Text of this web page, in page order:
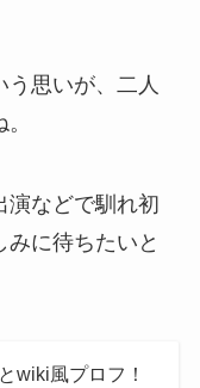
思いが、二人
演などで馴れ初
に待ちたいと
wiki風プロフ！